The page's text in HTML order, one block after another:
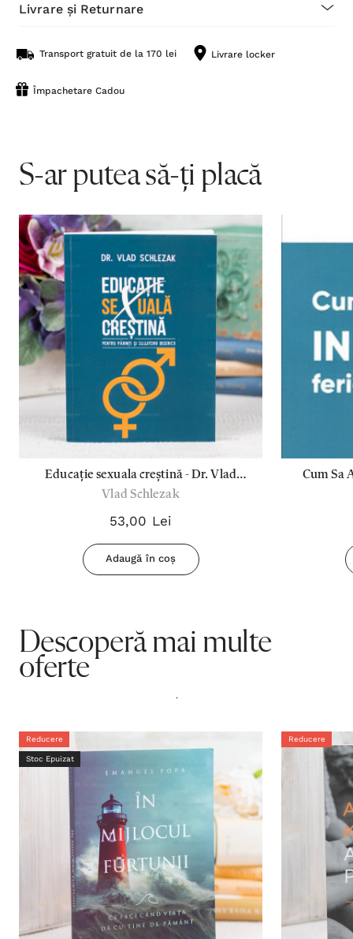
Livrare și Returnare
Transport gratuit de la 170 lei Livrare locker
Împachetare Cadou
S-ar putea să-ți placă
Educație sexuala creștină - Dr. Vlad
Schlezak
Vlad Schlezak
53,00 Lei
Adaugă în coș
Cum Sa
Descoperă mai multe
oferte
.
Reducere
Stoc Epuizat
Reducere